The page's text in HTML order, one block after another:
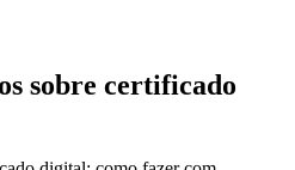
sobre certificado